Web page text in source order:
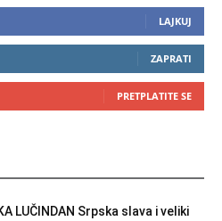
LAJKUJ
ZAPRATI
PRETPLATITE SE
LUČINDAN Srpska slava i veliki